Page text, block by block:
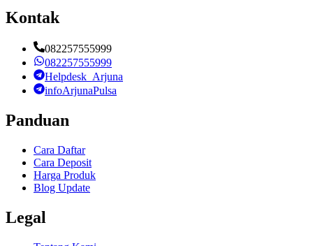
Kontak
082257555999
082257555999
Helpdesk_Arjuna
infoArjunaPulsa
Panduan
Cara Daftar
Cara Deposit
Harga Produk
Blog Update
Legal